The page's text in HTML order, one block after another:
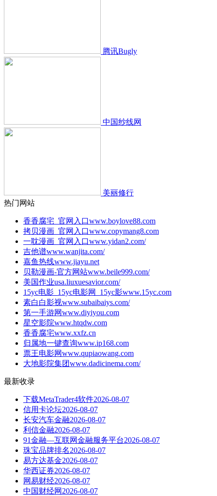
腾讯Bugly
中国纱线网
美丽修行
热门网站
香香腐宅_官网入口www.boylove88.com
拷贝漫画_官网入口www.copymang8.com
一耽漫画_官网入口www.yidan2.com/
吉他谱www.wanjita.com/
嘉鱼热线www.jiayu.net
贝勒漫画-官方网站www.beile999.com/
美国作业usa.liuxuesavior.com/
15yc电影_15yc电影网_15yc影www.15yc.com
素白白影视www.subaibaiys.com/
第一手游网www.diyiyou.com
星空影院www.htqdw.com
香香腐宅www.xxfz.cn
归属地一键查询www.ip168.com
票王电影网www.qupiaowang.com
大地影院集团www.dadicinema.com/
最新收录
下载MetaTrader4软件2026-08-07
信用卡论坛2026-08-07
长安汽车金融2026-08-07
利信金融2026-08-07
91金融—互联网金融服务平台2026-08-07
珠宝品牌排名2026-08-07
易方达基金2026-08-07
华西证券2026-08-07
网易财经2026-08-07
中国财经网 2026-08-07